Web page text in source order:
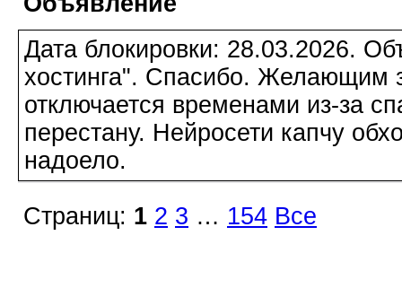
Дата блокировки: 28.03.2026.
хостинга". Спасибо. Желающим
отключается временами из-за
перестану. Нейросети капчу
надоело.
Страниц: 1 2 3 … 154 Все